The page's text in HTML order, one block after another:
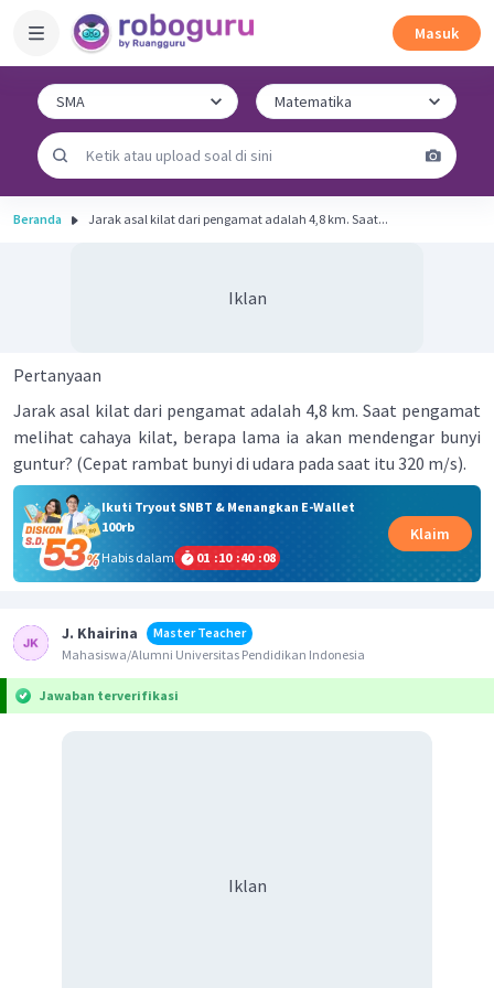
Masuk
Beranda Jarak asal kilat dari pengamat adalah 4,8 km. Saat...
Iklan
Pertanyaan
Jarak asal kilat dari pengamat adalah 4,8 km. Saat pengamat
melihat cahaya kilat, berapa lama ia akan mendengar bunyi
guntur? (Cepat rambat bunyi di udara pada saat itu 320 m/s).
Ikuti Tryout SNBT & Menangkan E-Wallet
100rb
Habis dalam
01 :10 :40 :07
Klaim
J. Khairina
Master Teacher
Mahasiswa/Alumni Universitas Pendidikan Indonesia
Jawaban terverifikasi
Iklan